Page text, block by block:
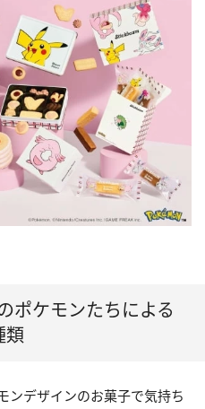
ポケモンたちによる
類
ンデザインのお菓子で気持ち